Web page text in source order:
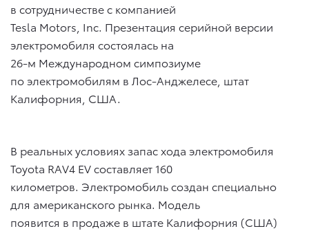
в сотрудничестве с компанией
Tesla Motors, Inc. Презентация серийной версии
электромобиля состоялась на
26-м Международном симпозиуме
по электромобилям в Лос-Анджелесе, штат
Калифорния, США.
В реальных условиях запас хода электромобиля
Toyota RAV4 EV составляет 160
километров. Электромобиль создан специально
для американского рынка. Модель
появится в продаже в штате Калифорния (США)